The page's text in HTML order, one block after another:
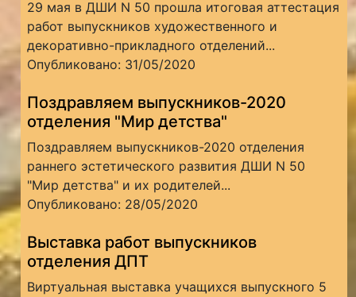
29 мая в ДШИ N 50 прошла итоговая аттестация
работ выпускников художественного и
декоративно-прикладного отделений...
Опубликовано: 31/05/2020
Поздравляем выпускников-2020
отделения "Мир детства"
Поздравляем выпускников-2020 отделения
раннего эстетического развития ДШИ N 50
"Мир детства" и их родителей...
Опубликовано: 28/05/2020
Выставка работ выпускников
отделения ДПТ
Виртуальная выставка учащихся выпускного 5